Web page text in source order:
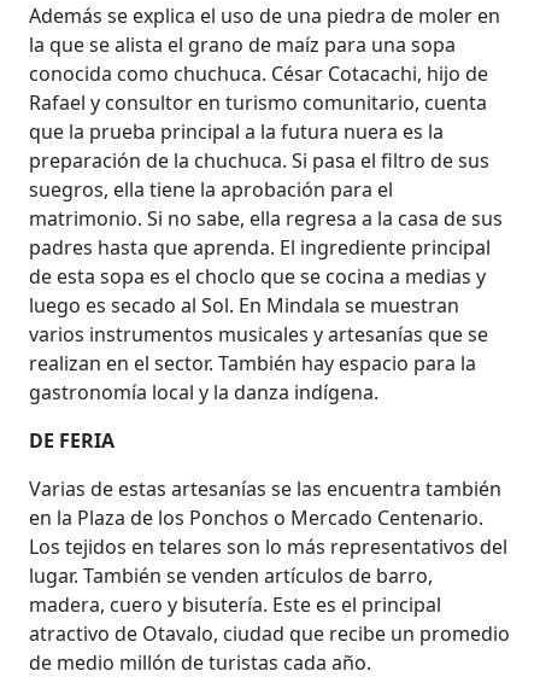
Además se explica el uso de una piedra de moler en
la que se alista el grano de maíz para una sopa
conocida como chuchuca. César Cotacachi, hijo de
Rafael y consultor en turismo comunitario, cuenta
que la prueba principal a la futura nuera es la
preparación de la chuchuca. Si pasa el filtro de sus
suegros, ella tiene la aprobación para el
matrimonio. Si no sabe, ella regresa a la casa de sus
padres hasta que aprenda. El ingrediente principal
de esta sopa es el choclo que se cocina a medias y
luego es secado al Sol. En Mindala se muestran
varios instrumentos musicales y artesanías que se
realizan en el sector. También hay espacio para la
gastronomía local y la danza indígena.
DE FERIA
Varias de estas artesanías se las encuentra también
en la Plaza de los Ponchos o Mercado Centenario.
Los tejidos en telares son lo más representativos del
lugar. También se venden artículos de barro,
madera, cuero y bisutería. Este es el principal
atractivo de Otavalo, ciudad que recibe un promedio
de medio millón de turistas cada año.